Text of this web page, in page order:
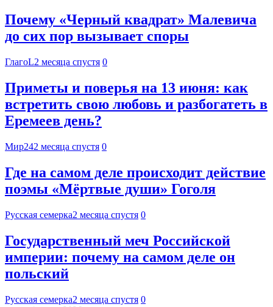
Почему «Черный квадрат» Малевича
до сих пор вызывает споры
ГлагоL2 месяца спустя 0
Приметы и поверья на 13 июня: как
встретить свою любовь и разбогатеть в
Еремеев день?
Мир242 месяца спустя 0
Где на самом деле происходит действие
поэмы «Мёртвые души» Гоголя
Русская семерка2 месяца спустя 0
Государственный меч Российской
империи: почему на самом деле он
польский
Русская семерка2 месяца спустя 0